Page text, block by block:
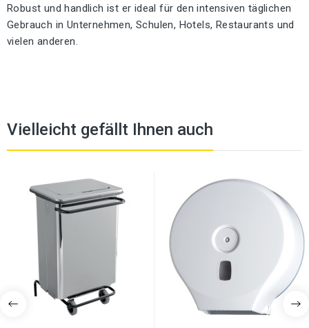
Robust und handlich ist er ideal für den intensiven täglichen
Gebrauch in Unternehmen, Schulen, Hotels, Restaurants und
vielen anderen.
Vielleicht gefällt Ihnen auch